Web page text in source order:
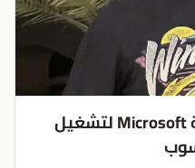
وثائق مسربة تكشف خطة Microsoft لتشغيل